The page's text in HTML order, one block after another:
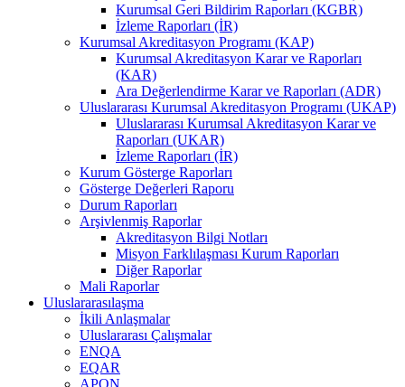
Kurumsal Geri Bildirim Raporları (KGBR)
İzleme Raporları (İR)
Kurumsal Akreditasyon Programı (KAP)
Kurumsal Akreditasyon Karar ve Raporları
(KAR)
Ara Değerlendirme Karar ve Raporları (ADR)
Uluslararası Kurumsal Akreditasyon Programı (UKAP)
Uluslararası Kurumsal Akreditasyon Karar ve
Raporları (UKAR)
İzleme Raporları (İR)
Kurum Gösterge Raporları
Gösterge Değerleri Raporu
Durum Raporları
Arşivlenmiş Raporlar
Akreditasyon Bilgi Notları
Misyon Farklılaşması Kurum Raporları
Diğer Raporlar
Mali Raporlar
Uluslararasılaşma
İkili Anlaşmalar
Uluslararası Çalışmalar
ENQA
EQAR
APQN